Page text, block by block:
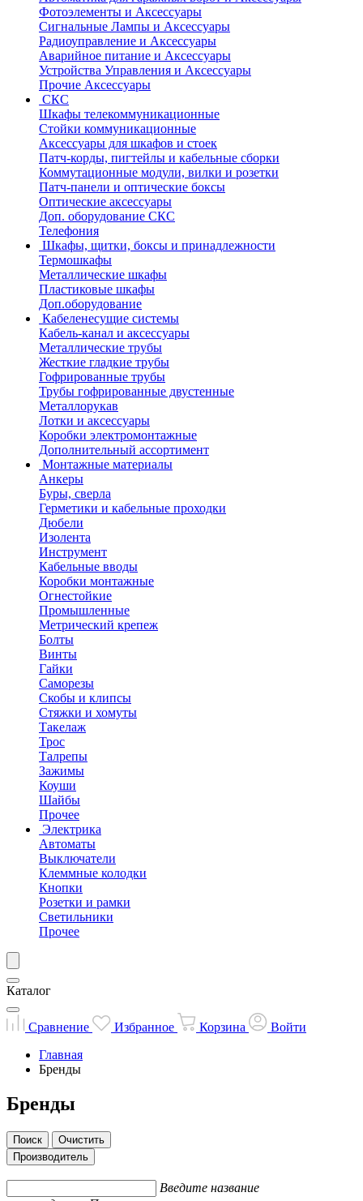
Фотоэлементы и Аксессуары
Сигнальные Лампы и Аксессуары
Радиоуправление и Аксессуары
Аварийное питание и Аксессуары
Устройства Управления и Аксессуары
Прочие Аксессуары
СКС
Шкафы телекоммуникационные
Стойки коммуникационные
Аксессуары для шкафов и стоек
Патч-корды, пигтейлы и кабельные сборки
Коммутационные модули, вилки и розетки
Патч-панели и оптические боксы
Оптические аксессуары
Доп. оборудование СКС
Телефония
Шкафы, щитки, боксы и принадлежности
Термошкафы
Металлические шкафы
Пластиковые шкафы
Доп.оборудование
Кабеленесущие системы
Кабель-канал и аксессуары
Металлические трубы
Жесткие гладкие трубы
Гофрированные трубы
Трубы гофрированные двустенные
Металлорукав
Лотки и аксессуары
Коробки электромонтажные
Дополнительный ассортимент
Монтажные материалы
Анкеры
Буры, сверла
Герметики и кабельные проходки
Дюбели
Изолента
Инструмент
Кабельные вводы
Коробки монтажные
Огнестойкие
Промышленные
Метрический крепеж
Болты
Винты
Гайки
Саморезы
Скобы и клипсы
Стяжки и хомуты
Такелаж
Трос
Талрепы
Зажимы
Коуши
Шайбы
Прочее
Электрика
Автоматы
Выключатели
Клеммные колодки
Кнопки
Розетки и рамки
Светильники
Прочее
Каталог
Сравнение Избранное Корзина
Войти
Главная
Бренды
Бренды
Поиск
Очистить
Производитель
Введите название